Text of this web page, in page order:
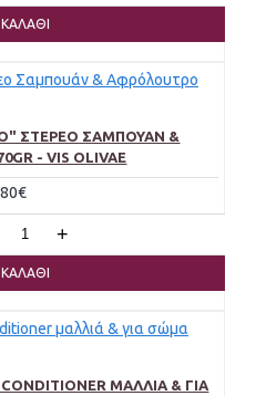
ΚΑΛΆΘΙ
ΣΤΈΡΕΟ ΣΑΜΠΟΥΆΝ &
- VIS OLIVAE
+
ΚΑΛΆΘΙ
ΜΑΛΛΙΆ & ΓΙΑ